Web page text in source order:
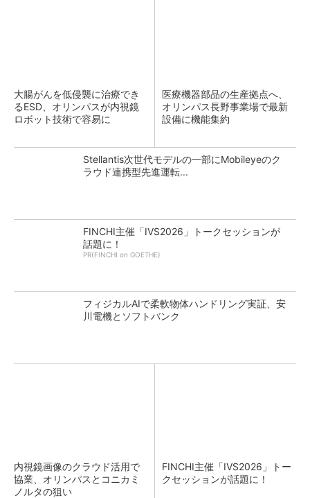
大腸がんを低侵襲に治療でき
るESD、オリンパスが内視鏡
ロボット技術で容易に
医療機器部品の生産拠点へ、
オリンパス長野事業場で最新
設備に機能集約
Stellantis次世代モデルの一部にMobileyeのク
ラウド連携型先進運転...
FINCHI主催「IVS2026」トークセッションが
話題に！
PR(FINCHI on GOETHE)
フィジカルAIで柔軟物体ハンドリング実証、安
川電機とソフトバンク
内視鏡画像のクラウド活用で
協業、オリンパスとコニカミ
ノルタの狙い
FINCHI主催「IVS2026」トー
クセッションが話題に！